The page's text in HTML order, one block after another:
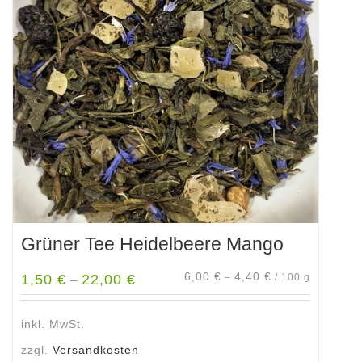
Die
Optionen
können
auf
der
Produktseite
gewählt
werden
Grüner Tee Heidelbeere Mango
1,50 € – 22,00 € 6,00 € – 4,40 € / 100 g
inkl. MwSt.
zzgl. Versandkosten